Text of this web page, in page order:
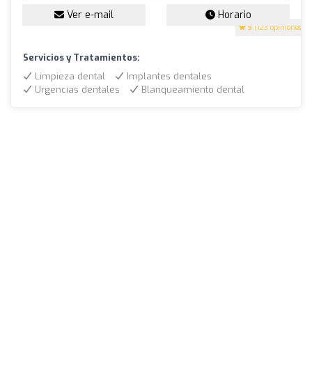
5 (123 opiniones)
Ver e-mail Horario
Servicios y Tratamientos:
Limpieza dental
Implantes dentales
Urgencias dentales
Blanqueamiento dental